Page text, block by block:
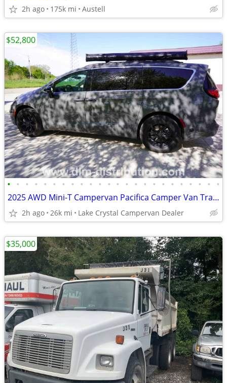
2h ago 175k mi Austell
• • • • • • • • • • • • • • • • • • • • • • • •
2025 AWD Mini-T Campervan Pacifica Camper Van Travel RV
2h ago 26k mi Lake Crystal Campervan Dealer
$52,800
$35,000